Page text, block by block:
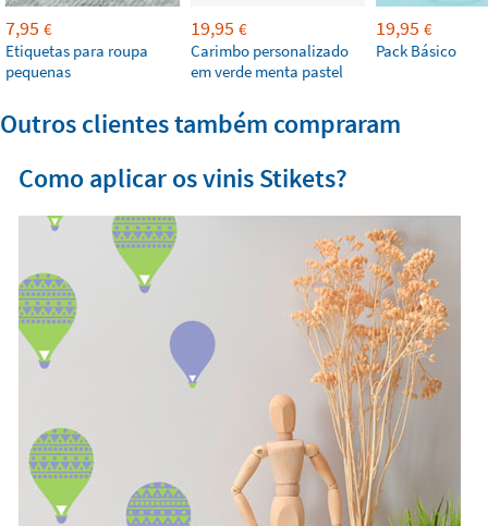
7,95 €
Etiquetas para roupa
pequenas
19,95 €
Carimbo personalizado
em verde menta pastel
19,95 €
Pack Básico
Outros clientes também compraram
Como aplicar os vinis Stikets?